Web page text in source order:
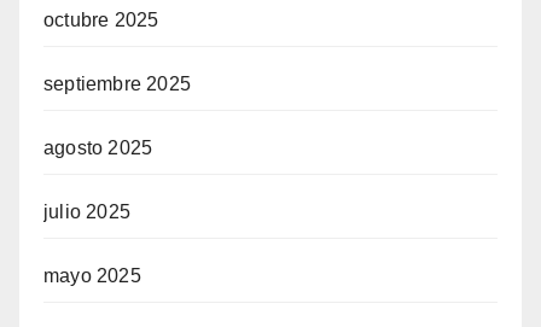
octubre 2025
septiembre 2025
agosto 2025
julio 2025
mayo 2025